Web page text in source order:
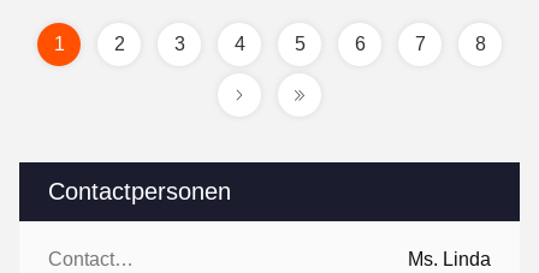
Contactpersonen
Contactpersonen: Ms. Linda
1 2 3 4 5 6 7 8